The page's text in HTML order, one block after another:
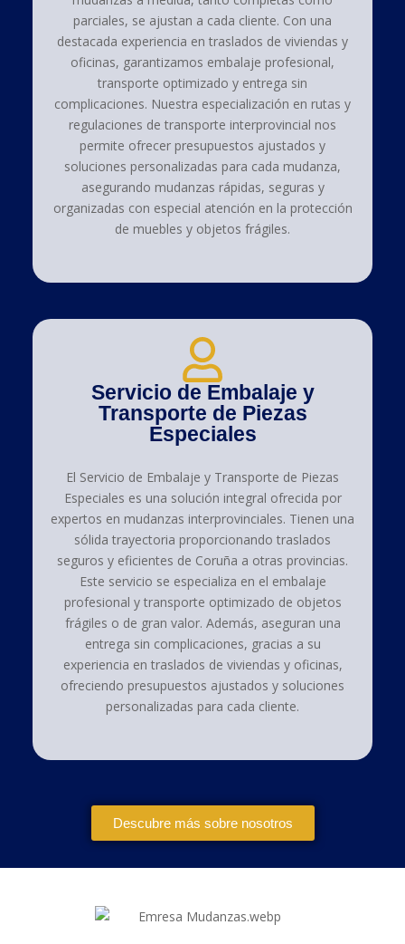
parciales, se ajustan a cada cliente. Con una
destacada experiencia en traslados de viviendas y
oficinas, garantizamos embalaje profesional,
transporte optimizado y entrega sin
complicaciones. Nuestra especialización en rutas y
regulaciones de transporte interprovincial nos
permite ofrecer presupuestos ajustados y
soluciones personalizadas para cada mudanza,
asegurando mudanzas rápidas, seguras y
organizadas con especial atención en la protección
de muebles y objetos frágiles.
Servicio de Embalaje y
Transporte de Piezas
Especiales
El Servicio de Embalaje y Transporte de Piezas
Especiales es una solución integral ofrecida por
expertos en mudanzas interprovinciales. Tienen una
sólida trayectoria proporcionando traslados
seguros y eficientes de Coruña a otras provincias.
Este servicio se especializa en el embalaje
profesional y transporte optimizado de objetos
frágiles o de gran valor. Además, aseguran una
entrega sin complicaciones, gracias a su
experiencia en traslados de viviendas y oficinas,
ofreciendo presupuestos ajustados y soluciones
personalizadas para cada cliente.
Descubre más sobre nosotros